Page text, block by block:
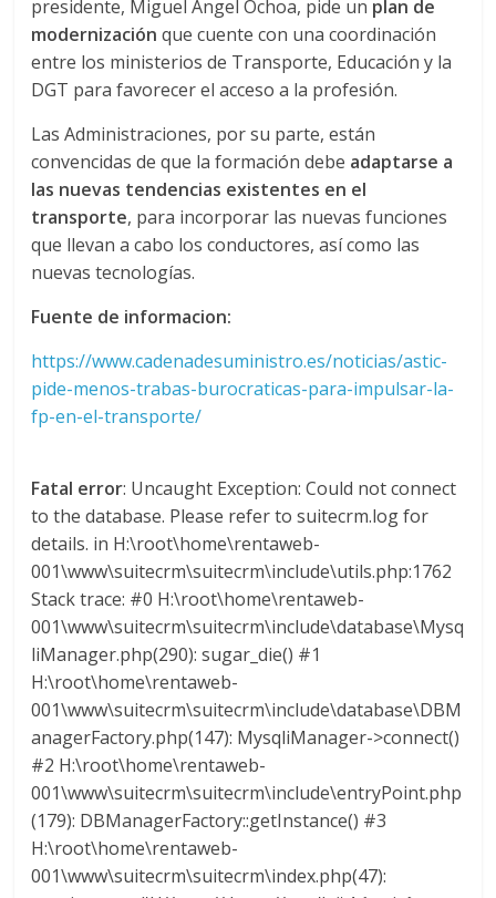
e
E
q
u
p
o
y
M
a
q
u
n
presidente, Miguel Ángel Ochoa, pide un plan de
modernización que cuente con una coordinación
entre los ministerios de Transporte, Educación y la
DGT para favorecer el acceso a la profesión.
Las Administraciones, por su parte, están
convencidas de que la formación debe adaptarse a
las nuevas tendencias existentes en el
transporte, para incorporar las nuevas funciones
que llevan a cabo los conductores, así como las
nuevas tecnologías.
Fuente de informacion:
https://www.cadenadesuministro.es/noticias/astic-
pide-menos-trabas-burocraticas-para-impulsar-la-
fp-en-el-transporte/
Fatal error: Uncaught Exception: Could not connect
to the database. Please refer to suitecrm.log for
details. in H:\root\home\rentaweb-
001\www\suitecrm\suitecrm\include\utils.php:1762
Stack trace: #0 H:\root\home\rentaweb-
001\www\suitecrm\suitecrm\include\database\Mysq
liManager.php(290): sugar_die() #1
H:\root\home\rentaweb-
001\www\suitecrm\suitecrm\include\database\DBM
anagerFactory.php(147): MysqliManager->connect()
#2 H:\root\home\rentaweb-
001\www\suitecrm\suitecrm\include\entryPoint.php
(179): DBManagerFactory::getInstance() #3
H:\root\home\rentaweb-
001\www\suitecrm\suitecrm\index.php(47):